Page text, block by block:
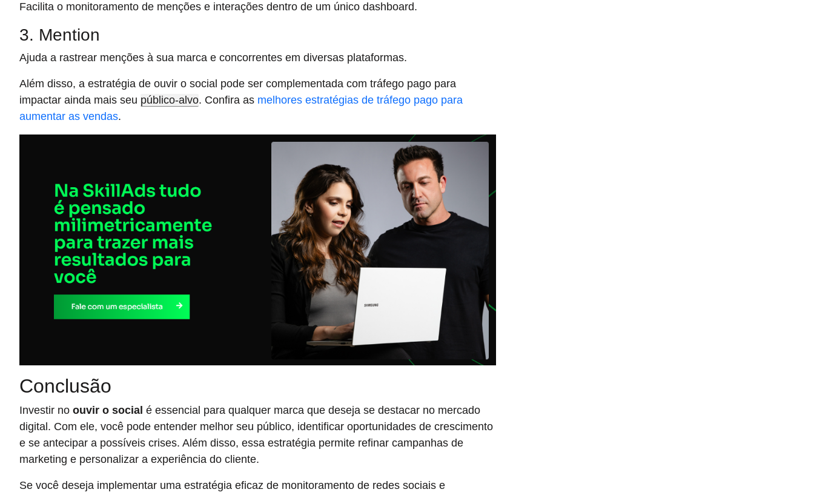
Facilita o monitoramento de menções e interações dentro de um único dashboard.
3. Mention
Ajuda a rastrear menções à sua marca e concorrentes em diversas plataformas.
Além disso, a estratégia de ouvir o social pode ser complementada com tráfego pago para
impactar ainda mais seu público-alvo. Confira as melhores estratégias de tráfego pago para
aumentar as vendas.
Conclusão
Investir no ouvir o social é essencial para qualquer marca que deseja se destacar no mercado
digital. Com ele, você pode entender melhor seu público, identificar oportunidades de crescimento
e se antecipar a possíveis crises. Além disso, essa estratégia permite refinar campanhas de
marketing e personalizar a experiência do cliente.
Se você deseja implementar uma estratégia eficaz de monitoramento de redes sociais e